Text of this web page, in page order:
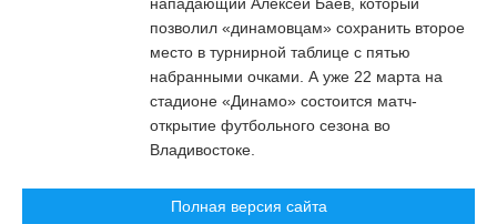
позволил «динамовцам» сохранить второе
место в турнирной таблице с пятью
набранными очками. А уже 22 марта на
стадионе «Динамо» состоится матч-
открытие футбольного сезона во
Владивостоке.
Полная версия сайта